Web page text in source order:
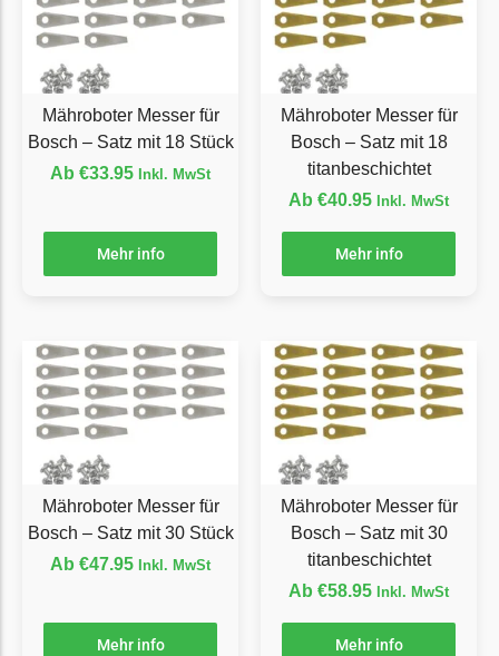
Ferrex Messer
Begrenzungsdraht
Florabest
Florabest Messer
Begrenzungsdraht
Flymo Messer
Begrenzungsdraht
Fuxtec Messer
Begrenzungsdraht
Garden Feelings
Garden Feelings Messer
Begrenzungsdraht
Greenworks
Greenworks Messer
Mähroboter Messer für
Bosch – Satz mit 18 Stück
Ab €33.95 Inkl. MwSt
Mehr info
Mähroboter Messer für
Bosch – Satz mit 18
titanbeschichtet
Ab €40.95 Inkl. MwSt
Mehr info
Mähroboter Messer für
Bosch – Satz mit 30 Stück
Ab €47.95 Inkl. MwSt
Mehr info
Mähroboter Messer für
Bosch – Satz mit 30
titanbeschichtet
Ab €58.95 Inkl. MwSt
Mehr info